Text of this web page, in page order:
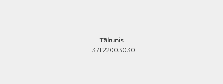
Tālrunis
+371 22003030